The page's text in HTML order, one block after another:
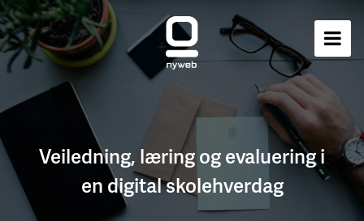
Veiledning, læring og evaluering i
en digital skolehverdag